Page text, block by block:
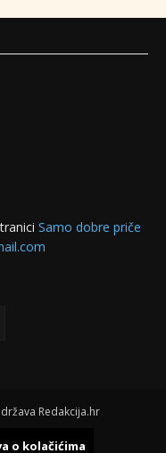
Samo dobre priče
Redakcija.hr
o kolačićima